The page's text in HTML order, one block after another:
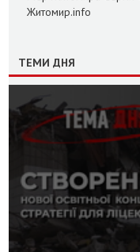
Житомир.info
ТЕМИ ДНЯ